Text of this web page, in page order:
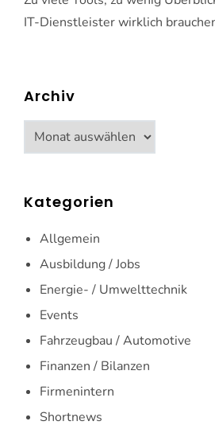
IT-Dienstleister wirklich
Archiv
Archiv
Kategorien
Allgemein
Ausbildung / Jobs
Energie- / Umwelttechnik
Events
Fahrzeugbau / Automotive
Finanzen / Bilanzen
Firmenintern
Shortnews